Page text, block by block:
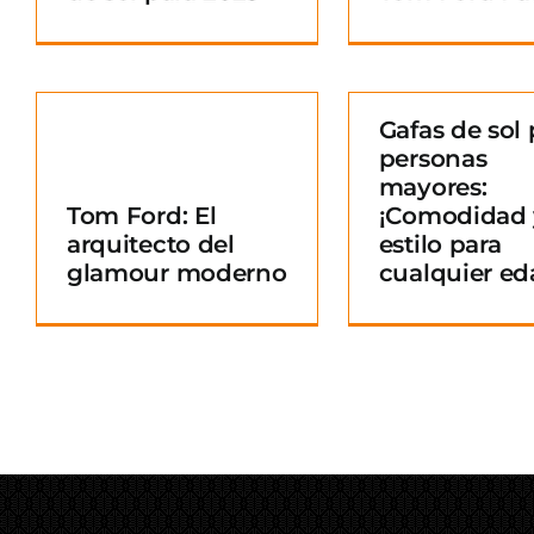
Tom Ford: El
arquitecto del
glamour moderno
¡Comodidad y
estilo para
cualquier edad!
Gafas de sol
personas
mayores:
¡Comodidad
estilo para
cualquier